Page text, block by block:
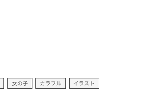
女の子 カラフル イラスト